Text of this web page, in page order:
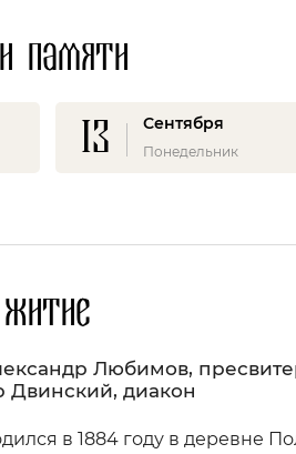
памяти
13 Сентября
Понедельник
Житие
Любимов,
Двинский, диакон
в 1884 году в деревне